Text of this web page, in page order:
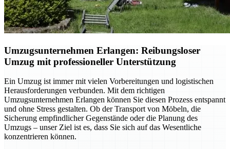
Umzugsunternehmen Erlangen: Reibungsloser
Umzug mit professioneller Unterstützung
Ein Umzug ist immer mit vielen Vorbereitungen und logistischen
Herausforderungen verbunden. Mit dem richtigen
Umzugsunternehmen Erlangen können Sie diesen Prozess entspannt
und ohne Stress gestalten. Ob der Transport von Möbeln, die
Sicherung empfindlicher Gegenstände oder die Planung des
Umzugs – unser Ziel ist es, dass Sie sich auf das Wesentliche
konzentrieren können.